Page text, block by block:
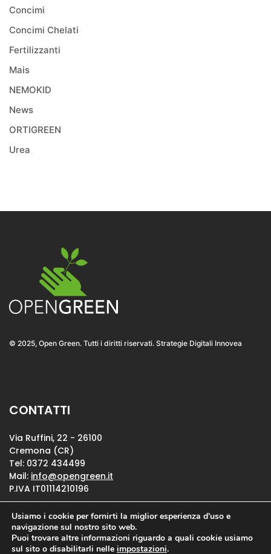
Concimi
Concimi Chelati
Fertilizzanti
Mais
NEMOKID
News
ORTIGREEN
Urea
© 2025, Open Green. Tutti i diritti riservati. Strategie Digitali Innovea
CONTATTI
Via Ruffini, 22 - 26100
Cremona (CR)
Tel: 0372 434499
Mail: info@opengreen.it
P.IVA IT01114210196
Privacy Policy
Cookie Policy
Usiamo i cookie per fornirti la miglior esperienza d'uso e
navigazione sul nostro sito web.
Puoi trovare altre informazioni riguardo a quali cookie usiamo
sul sito o disabilitarli nelle impostazioni.